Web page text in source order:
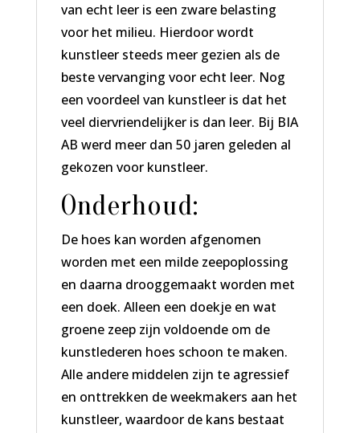
van echt leer is een zware belasting
voor het milieu. Hierdoor wordt
kunstleer steeds meer gezien als de
beste vervanging voor echt leer. Nog
een voordeel van kunstleer is dat het
veel diervriendelijker is dan leer. Bij BIA
AB werd meer dan 50 jaren geleden al
gekozen voor kunstleer.
Onderhoud:
De hoes kan worden afgenomen
worden met een milde zeepoplossing
en daarna drooggemaakt worden met
een doek. Alleen een doekje en wat
groene zeep zijn voldoende om de
kunstlederen hoes schoon te maken.
Alle andere middelen zijn te agressief
en onttrekken de weekmakers aan het
kunstleer, waardoor de kans bestaat